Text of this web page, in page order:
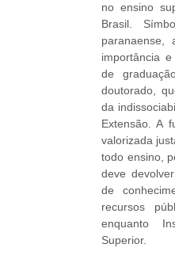
no ensino
Brasil.
paranaense,
importância
de
doutorado,
da
Extensão. A
valorizada
todo ensino,
deve
de
recursos
enquanto
Superior.